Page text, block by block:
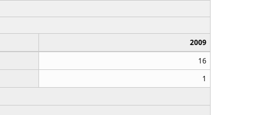
2009
16
1